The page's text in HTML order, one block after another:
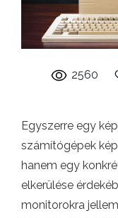
2560
Egyszerre egy
számítógépek
hanem egy
elkerülése
monitorokra